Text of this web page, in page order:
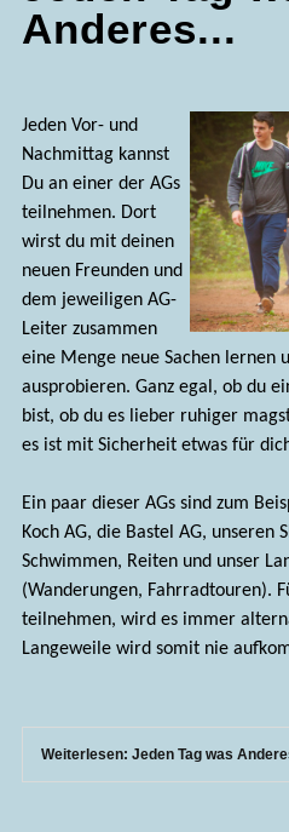
Anderes...
Jeden Vor- und
Nachmittag kannst
Du an einer der AGs
teilnehmen. Dort
wirst du mit deinen
neuen Freunden und
dem jeweiligen AG-
Leiter zusammen
eine Menge neue Sachen lernen
ausprobieren. Ganz egal, ob du
bist, ob du es lieber ruhiger
es ist mit Sicherheit etwas für
Ein paar dieser AGs sind zum
Koch AG, die Bastel AG, unseren
Schwimmen, Reiten und unser
(Wanderungen, Fahrradtouren).
teilnehmen, wird es immer
Langeweile wird somit nie
Weiterlesen: Jeden Tag was